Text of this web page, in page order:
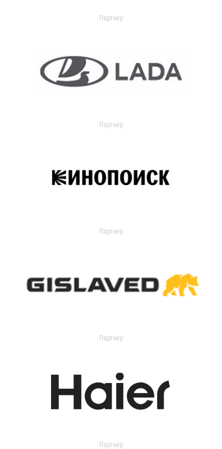
Партнер
Партнер
Партнер
Партнер
Партнер